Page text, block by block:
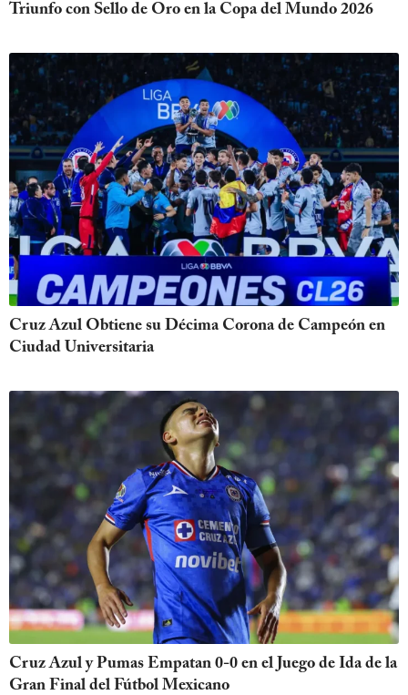
Triunfo con Sello de Oro en la Copa del Mundo 2026
Cruz Azul Obtiene su Décima Corona de Campeón en
Ciudad Universitaria
Cruz Azul y Pumas Empatan 0-0 en el Juego de Ida de la
Gran Final del Fútbol Mexicano